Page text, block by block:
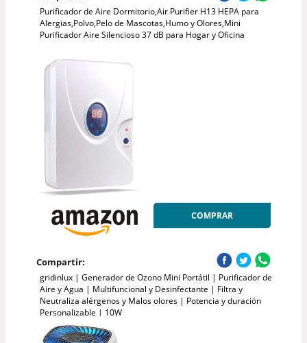
Purificador de Aire Dormitorio,Air Purifier H13 HEPA para
Alergias,Polvo,Pelo de Mascotas,Humo y Olores,Mini
Purificador Aire Silencioso 37 dB para Hogar y Oficina
COMPRAR
Compartir:
gridinlux | Generador de Ozono Mini Portátil | Purificador de
Aire y Agua | Multifuncional y Desinfectante | Filtra y
Neutraliza alérgenos y Malos olores | Potencia y duración
Personalizable | 10W